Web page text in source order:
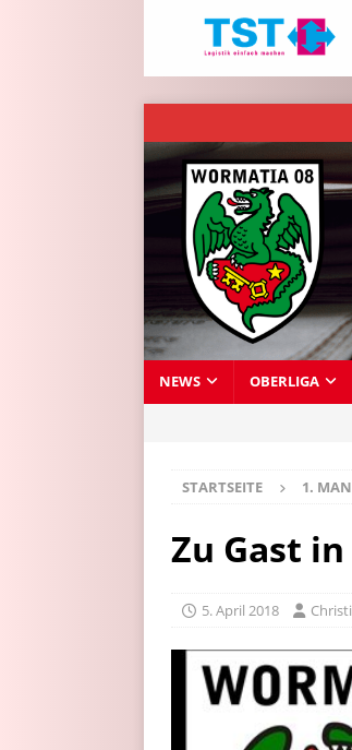
NEWS OBERLIGA
STARTSEITE 1.
Zu Gast
5. April 2018